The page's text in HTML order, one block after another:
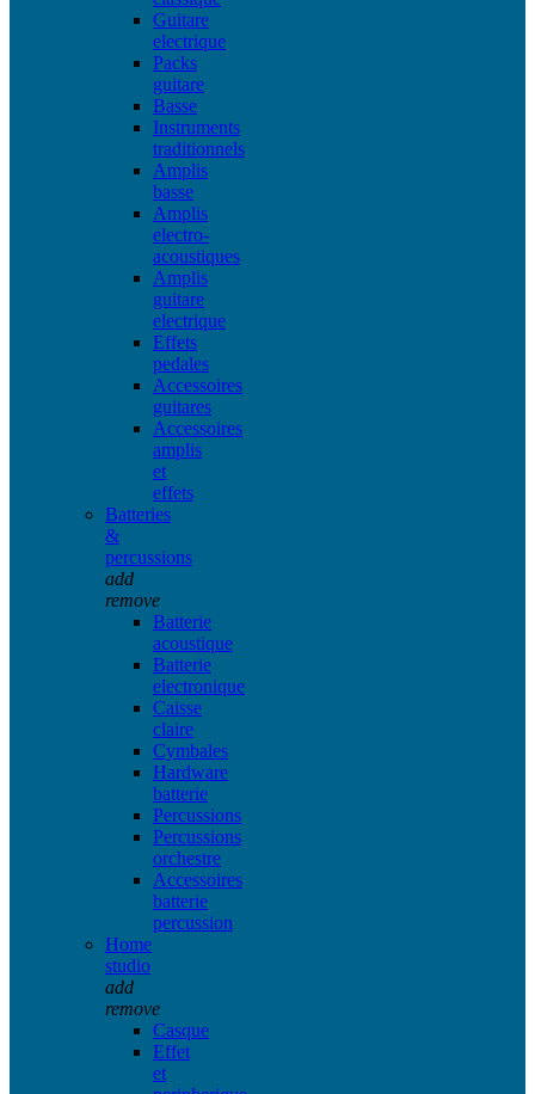
Guitare
electrique
Packs
guitare
Basse
Instruments
traditionnels
Amplis
basse
Amplis
electro-
acoustiques
Amplis
guitare
electrique
Effets
pedales
Accessoires
guitares
Accessoires
amplis
et
effets
Batteries
&
percussions
add
remove
Batterie
acoustique
Batterie
electronique
Caisse
claire
Cymbales
Hardware
batterie
Percussions
Percussions
orchestre
Accessoires
batterie
percussion
Home
studio
add
remove
Casque
Effet
et